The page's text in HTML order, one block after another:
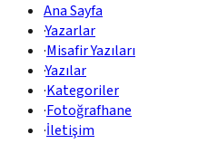
Ana Sayfa
·Yazarlar
·Misafir Yazıları
·Yazılar
·Kategoriler
·Fotoğrafhane
·İletişim